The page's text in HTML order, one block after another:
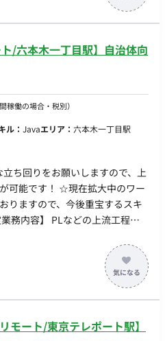
/六本木一丁目駅】自治体向
稼働の場合・税別）
ル： Javaエリア： 六本木一丁目駅
ち回りをお願いしますので、上
可能です！ ☆現在拡大中のワー
りますので、今後重宝するスキ
ームの体制として
なりますがだいたいは5名～10
構成されています。 ■案件の
構成管理 【働き方・給
談可。
モート/東京テレポート駅】